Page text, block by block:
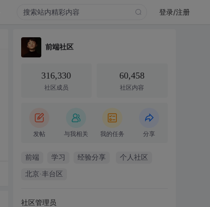
登录/注册
前端社区
316,330
社区成员
60,458
社区内容
发帖 与我相关 我的任务 分享
前端 学习 经验分享 个人社区
北京·丰台区
社区管理员